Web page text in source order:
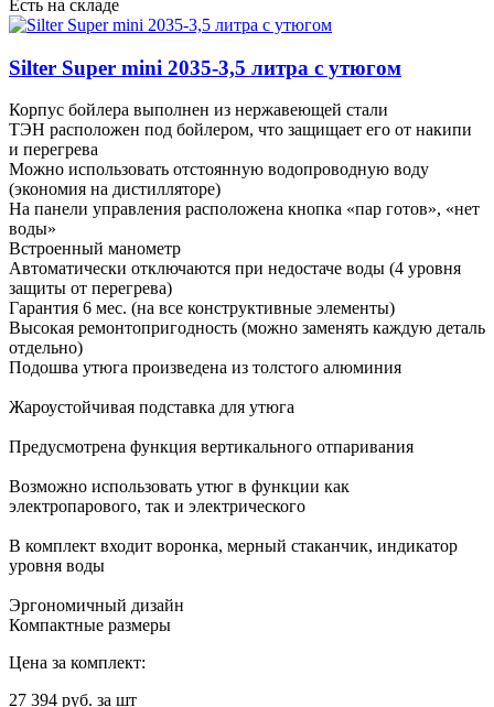
Есть на складе
Silter Super mini 2035-3,5 литра c утюгом
Корпус бойлера выполнен из нержавеющей стали
ТЭН расположен под бойлером, что защищает его от накипи
и перегрева
Можно использовать отстоянную водопроводную воду
(экономия на дистилляторе)
На панели управления расположена кнопка «пар готов», «нет
воды»
Встроенный манометр
Автоматически отключаются при недостаче воды (4 уровня
защиты от перегрева)
Гарантия 6 мес. (на все конструктивные элементы)
Высокая ремонтопригодность (можно заменять каждую деталь
отдельно)
Подошва утюга произведена из толстого алюминия
Жароустойчивая подставка для утюга
Предусмотрена функция вертикального отпаривания
Возможно использовать утюг в функции как
электропарового, так и электрического
В комплект входит воронка, мерный стаканчик, индикатор
уровня воды
Эргономичный дизайн
Компактные размеры
Цена за комплект:
27 394 руб. за шт